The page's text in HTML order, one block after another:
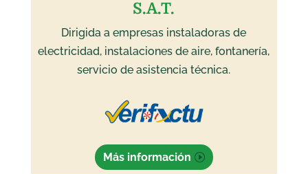
S.A.T.
Dirigida a empresas instaladoras de
electricidad, instalaciones de aire, fontanería,
servicio de asistencia técnica.
Más información